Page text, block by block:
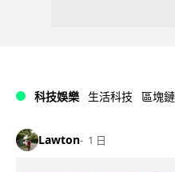
科技娛樂 生活科技 區塊鏈
Lawton 1 日